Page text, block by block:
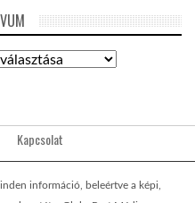
Kapcsolat
információ, beleértve a képi,